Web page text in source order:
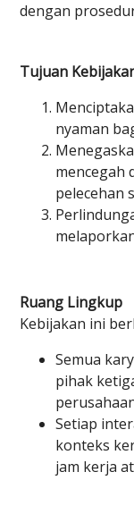
dengan
Tujuan
nyaman
mencegah
pelecehan
Ruang Lingkup
Kebijakan ini
Semua
pihak
Setiap
konteks
jam kerja